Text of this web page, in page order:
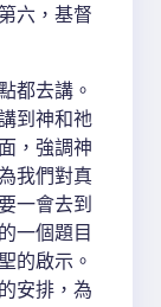
六，基督
都去講。
到神和祂
，強調神
我們對真
一會去到
一個題目
的啟示。
安排，為